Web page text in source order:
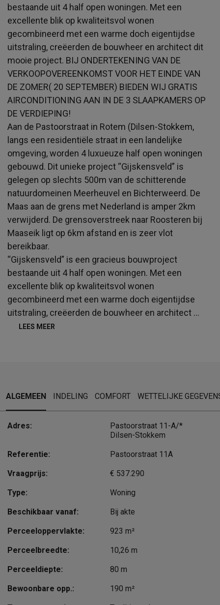
bestaande uit 4 half open woningen. Met een
excellente blik op kwaliteitsvol wonen
gecombineerd met een warme doch eigentijdse
uitstraling, creëerden de bouwheer en architect dit
mooie project. BIJ ONDERTEKENING VAN DE
VERKOOPOVEREENKOMST VOOR HET EINDE VAN
DE ZOMER( 20 SEPTEMBER) BIEDEN WIJ GRATIS
AIRCONDITIONING AAN IN DE 3 SLAAPKAMERS OP
DE VERDIEPING!
Aan de Pastoorstraat in Rotem (Dilsen-Stokkem,
langs een residentiële straat in een landelijke
omgeving, worden 4 luxueuze half open woningen
gebouwd. Dit unieke project “Gijskensveld” is
gelegen op slechts 500m van de schitterende
natuurdomeinen Meerheuvel en Bichterweerd. De
Maas aan de grens met Nederland is amper 2km
verwijderd. De grensoverstreek naar Roosteren bij
Maaseik ligt op 6km afstand en is zeer vlot
bereikbaar.
“Gijskensveld” is een gracieus bouwproject
bestaande uit 4 half open woningen. Met een
excellente blik op kwaliteitsvol wonen
gecombineerd met een warme doch eigentijdse
uitstraling, creëerden de bouwheer en architect ...
LEES MEER
ALGEMEEN INDELING COMFORT WETTELIJKE
Adres:
Pastoorstraat 11-A/*
Dilsen-Stokkem
Referentie: Pastoorstraat 11A
Vraagprijs: € 537.290
Type: Woning
Beschikbaar vanaf: Bij akte
Perceeloppervlakte: 923 m²
Perceelbreedte: 10,26 m
Perceeldiepte: 80 m
Bewoonbare opp.: 190 m²